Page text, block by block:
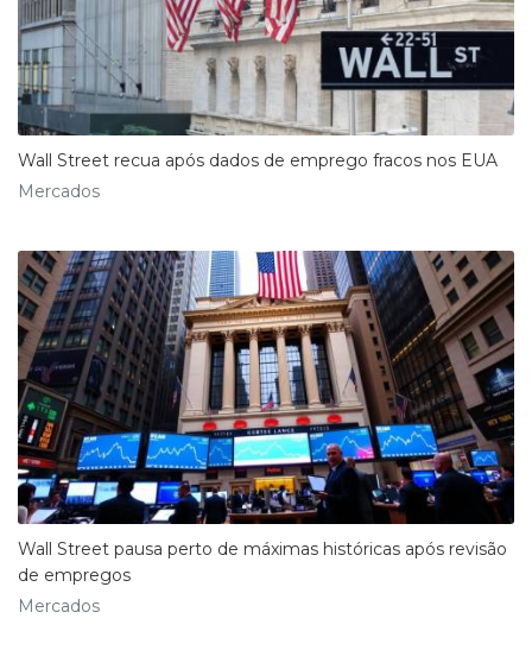
Wall Street recua após dados de emprego fracos nos EUA
Mercados
Wall Street pausa perto de máximas históricas após revisão
de empregos
Mercados